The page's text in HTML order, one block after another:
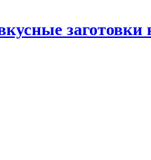
заготовки